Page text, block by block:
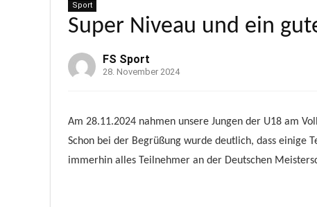
Sport
Super Niveau und ein
FS Sport
28. November 2024
Am 28.11.2024 nahmen unsere Jungen der U18 am
Schon bei der Begrüßung wurde deutlich, dass einige
immerhin alles Teilnehmer an der Deutschen